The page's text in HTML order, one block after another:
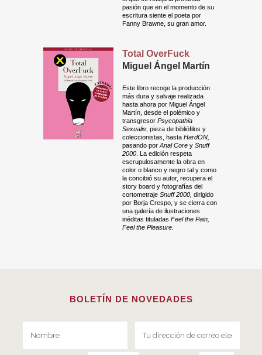
pasión que en el momento de su
escritura siente el poeta por
Fanny Brawne, su gran amor.
Total OverFuck
Miguel Ángel Martín
Este libro recoge la producción
más dura y salvaje realizada
hasta ahora por Miguel Ángel
Martín, desde el polémico y
transgresor Psycopathia
Sexualis , pieza de bibliófilos y
coleccionistas, hasta HardON,
pasando por Anal Core y Snuff
2000 . La edición respeta
escrupulosamente la obra en
color o blanco y negro tal y como
la concibió su autor, recupera el
story board y fotografías del
cortometraje Snuff 2000, dirigido
por Borja Crespo, y se cierra con
una galería de ilustraciones
inéditas tituladas Feel the Pain,
Feel the Pleasure.
BOLETÍN DE NOVEDADES